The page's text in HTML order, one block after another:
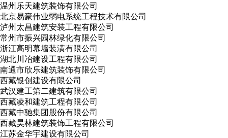
温州乐天建筑装饰有限公司
北京易豪伟业弱电系统工程技术有限公司
泸州太昌建筑安装工程有限公司
常州市振兴园林绿化有限公司
浙江高明幕墙装潢有限公司
湖北川冶建设工程有限公司
南通市欣乐建筑装饰有限公司
西藏银创建设有限公司
武汉建工第二建筑有限公司
西藏凌和建筑工程有限公司
西藏中驰集团股份有限公司
西藏昊林建筑装饰工程有限公司
江苏金华宇建设有限公司